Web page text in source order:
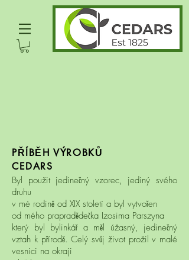
PŘÍBĚH VÝROBKŮ
CEDARS
Byl použit jedinečný vzorec, jediný svého
druhu
v mé rodině od XIX století a byl vytvořen
od mého prapradědečka Izosima Parszyna
který byl bylinkář a měl úžasný, jedinečný
vztah k přírodě. Celý svůj život prožil v malé
vesnici na okraji